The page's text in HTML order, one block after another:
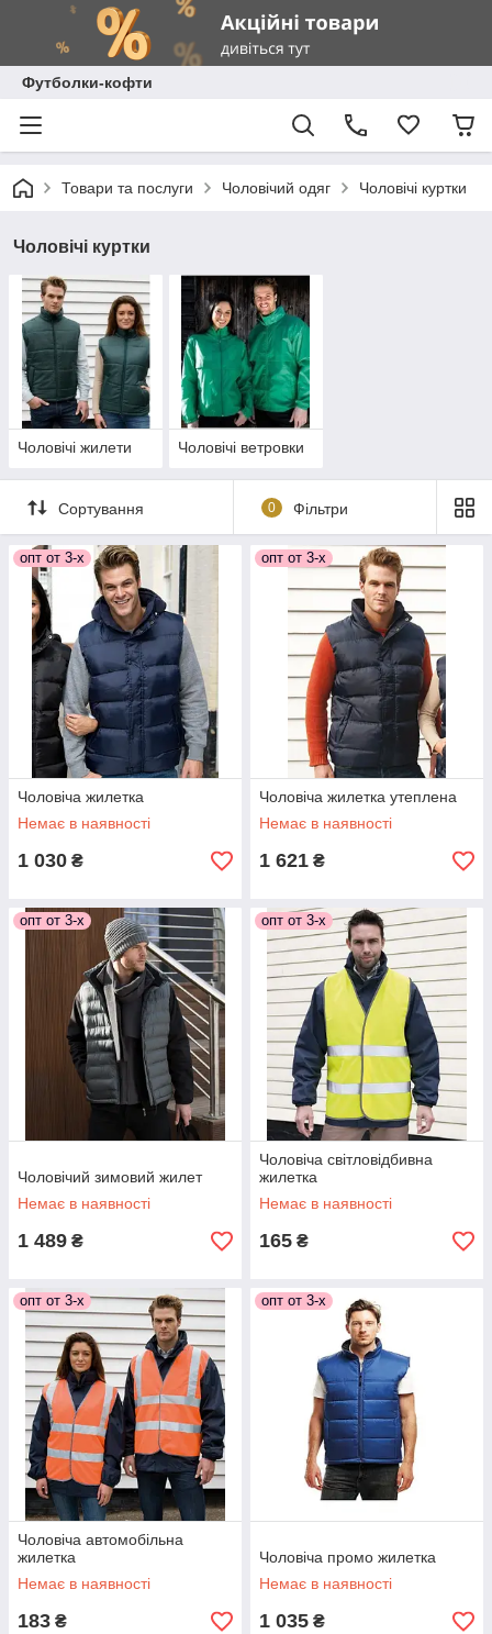
Футболки-кофти
Товари та послуги Чоловічий одяг Чоловічі куртки
Чоловічі куртки
Чоловічі жилети Чоловічі ветровки
Сортування 0 Фільтри
опт от 3-х
Чоловіча жилетка
Немає в наявності
1 030 ₴
опт от 3-х
Чоловіча жилетка утеплена
Немає в наявності
1 621 ₴
опт от 3-х
Чоловічий зимовий жилет
Немає в наявності
1 489 ₴
опт от 3-х
Чоловіча світловідбивна
жилетка
Немає в наявності
165 ₴
опт от 3-х
Чоловіча автомобільна
жилетка
Немає в наявності
183 ₴
опт от 3-х
Чоловіча промо жилетка
Немає в наявності
1 035 ₴